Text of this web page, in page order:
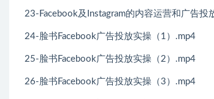
23-Facebook及Instagram的内容运营和广告投
24-脸书Facebook广告投放实操（1）.mp4
25-脸书Facebook广告投放实操（2）.mp4
26-脸书Facebook广告投放实操（3）.mp4